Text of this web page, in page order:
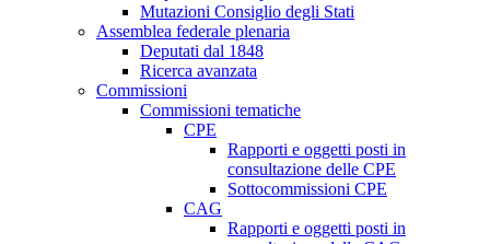
Mutazioni Consiglio degli Stati
Assemblea federale plenaria
Deputati dal 1848
Ricerca avanzata
Commissioni
Commissioni tematiche
CPE
Rapporti e oggetti posti in
consultazione delle CPE
Sottocommissioni CPE
CAG
Rapporti e oggetti posti in